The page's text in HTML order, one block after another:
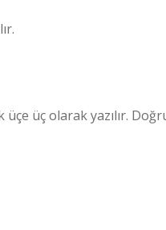
üç olarak yazılır.